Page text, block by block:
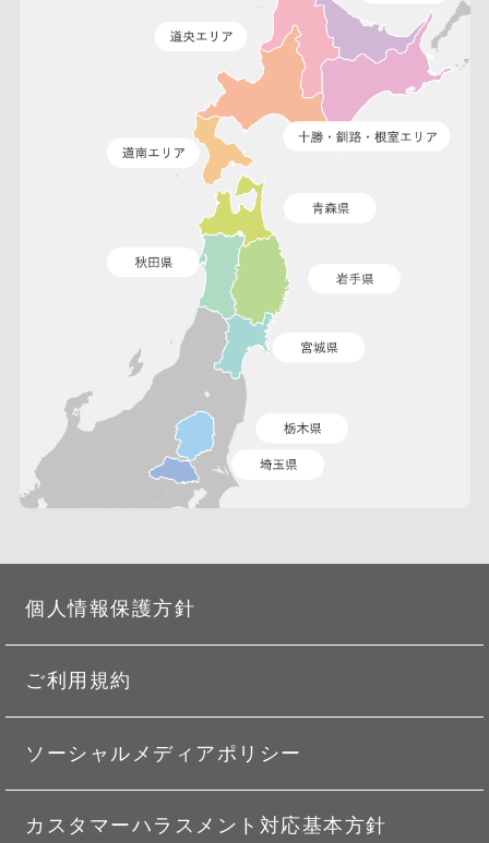
個人情報保護方針
ご利用規約
ソーシャルメディアポリシー
カスタマーハラスメント対応基本方針